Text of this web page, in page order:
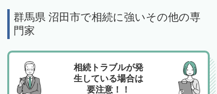
群馬県 沼田市で相続に強いその他の専
門家
相続トラブルが発
生している場合は
要注意！！